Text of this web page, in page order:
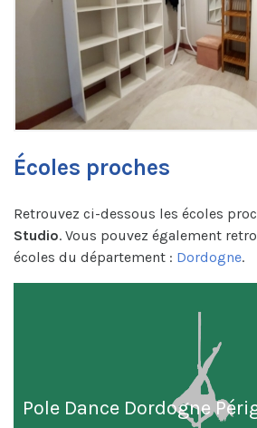
Écoles proches
Retrouvez ci-dessous les écoles
Studio. Vous pouvez également
écoles du département : Dordogne.
Pole Dance Dordogne